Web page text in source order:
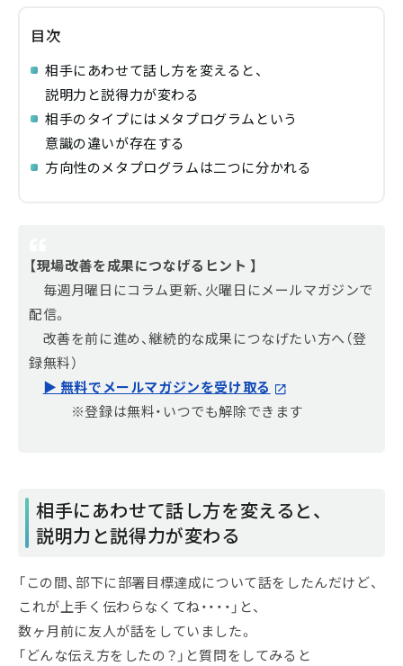
目次
相手にあわせて話し方を変えると、
説明力と説得力が変わる
相手のタイプにはメタプログラムという
意識の違いが存在する
方向性のメタプログラムは二つに分かれる
【現場改善を成果につなげるヒント 】
毎週月曜日にコラム更新、火曜日にメールマガジンで
配信。
改善を前に進め、継続的な成果につなげたい方へ（登
録無料）
▶ 無料でメールマガジンを受け取る
※登録は無料・いつでも解除できます
相手にあわせて話し方を変えると、
説明力と説得力が変わる
「この間、部下に部署目標達成について話をしたんだけど、
これが上手く伝わらなくてね・・・・」と、
数ヶ月前に友人が話をしていました。
「どんな伝え方をしたの？」と質問をしてみると